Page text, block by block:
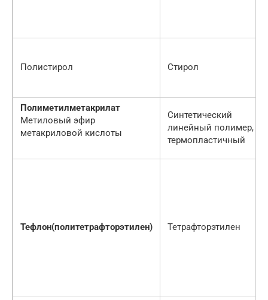
Полистирол Стирол
Полиметилметакрилат
Метиловый эфир
метакриловой кислоты
Синтетический
линейный полимер,
термопластичный
Тефлон(политетрафторэтилен) Тетрафторэтилен